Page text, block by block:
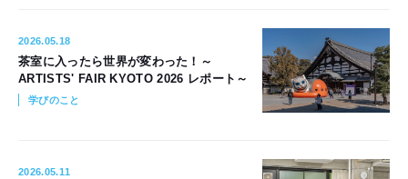
2026.05.18
茶室に入ったら世界が変わった！～
ARTISTS' FAIR KYOTO 2026 レポート～
学びのこと
2026.05.11